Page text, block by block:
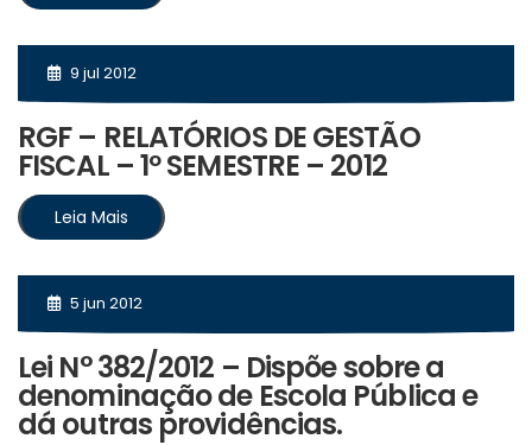
9 jul 2012
RGF – RELATÓRIOS DE GESTÃO
FISCAL – 1º SEMESTRE – 2012
Leia Mais
5 jun 2012
Lei N° 382/2012 – Dispõe sobre a
denominação de Escola Pública e
dá outras providências.